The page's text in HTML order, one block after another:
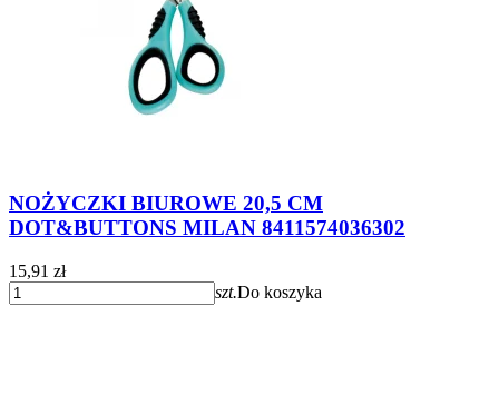
NOŻYCZKI BIUROWE 20,5 CM
DOT&BUTTONS MILAN 8411574036302
15,91 zł
szt.Do koszyka